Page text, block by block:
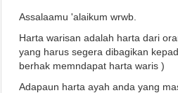
Assalaamu 'alaikum wrwb.
Harta warisan adalah harta dari
yang harus segera dibagikan
berhak memndapat harta waris )
Adapaun harta ayah anda yang